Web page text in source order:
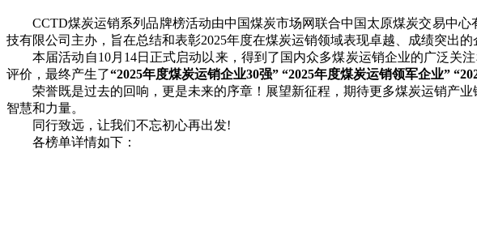
CCTD煤炭运销系列品牌榜活动由中国煤炭市场网联合中国太原煤炭交易中心
技有限公司主办，旨在总结和表彰2025年度在煤炭运销领域表现卓越、成绩突出
本届活动自10月14日正式启动以来，得到了国内众多煤炭运销企业的广泛关
评价，最终产生了“2025年度煤炭运销企业30强” “2025年度煤炭运销领军企业”
荣誉既是过去的回响，更是未来的序章！展望新征程，期待更多煤炭运销产业
智慧和力量。
同行致远，让我们不忘初心再出发!
各榜单详情如下：